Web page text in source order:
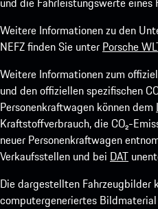
Weitere Informationen zu den
NEFZ finden Sie unter Porsche
Weitere Informationen zum
und den offiziellen spezifischen
Personenkraftwagen können dem
Kraftstoffverbrauch, die CO₂-
neuer Personenkraftwagen
Verkaufsstellen und bei DAT
Die dargestellten Fahrzeugbilder
computergeneriertes